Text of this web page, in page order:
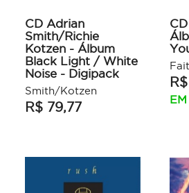
CD Adrian
Smith/Richie
Kotzen - Álbum
Black Light / White
Noise - Digipack
Smith/Kotzen
R$ 79,77